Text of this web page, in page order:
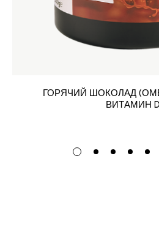
ГОРЯЧИЙ ШОКОЛАД
ВИТАМИН